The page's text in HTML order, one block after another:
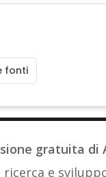
fonti
gratuita di
ricerca e